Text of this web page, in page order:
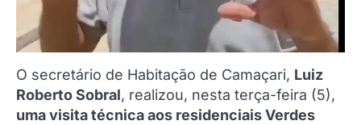
O secretário de Habitação de Camaçari, Luiz
Roberto Sobral, realizou, nesta terça-feira (5),
uma visita técnica aos residenciais Verdes